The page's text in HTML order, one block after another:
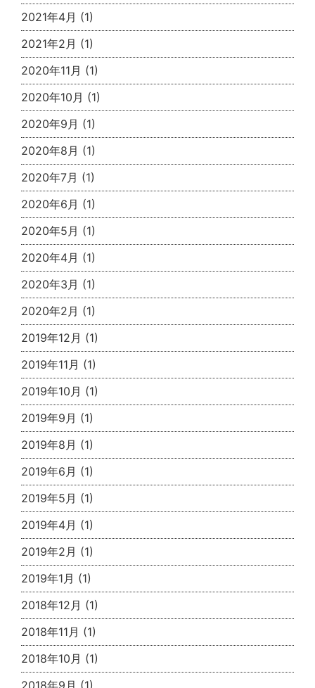
2021年4月 (1)
2021年2月 (1)
2020年11月 (1)
2020年10月 (1)
2020年9月 (1)
2020年8月 (1)
2020年7月 (1)
2020年6月 (1)
2020年5月 (1)
2020年4月 (1)
2020年3月 (1)
2020年2月 (1)
2019年12月 (1)
2019年11月 (1)
2019年10月 (1)
2019年9月 (1)
2019年8月 (1)
2019年6月 (1)
2019年5月 (1)
2019年4月 (1)
2019年2月 (1)
2019年1月 (1)
2018年12月 (1)
2018年11月 (1)
2018年10月 (1)
2018年9月 (1)